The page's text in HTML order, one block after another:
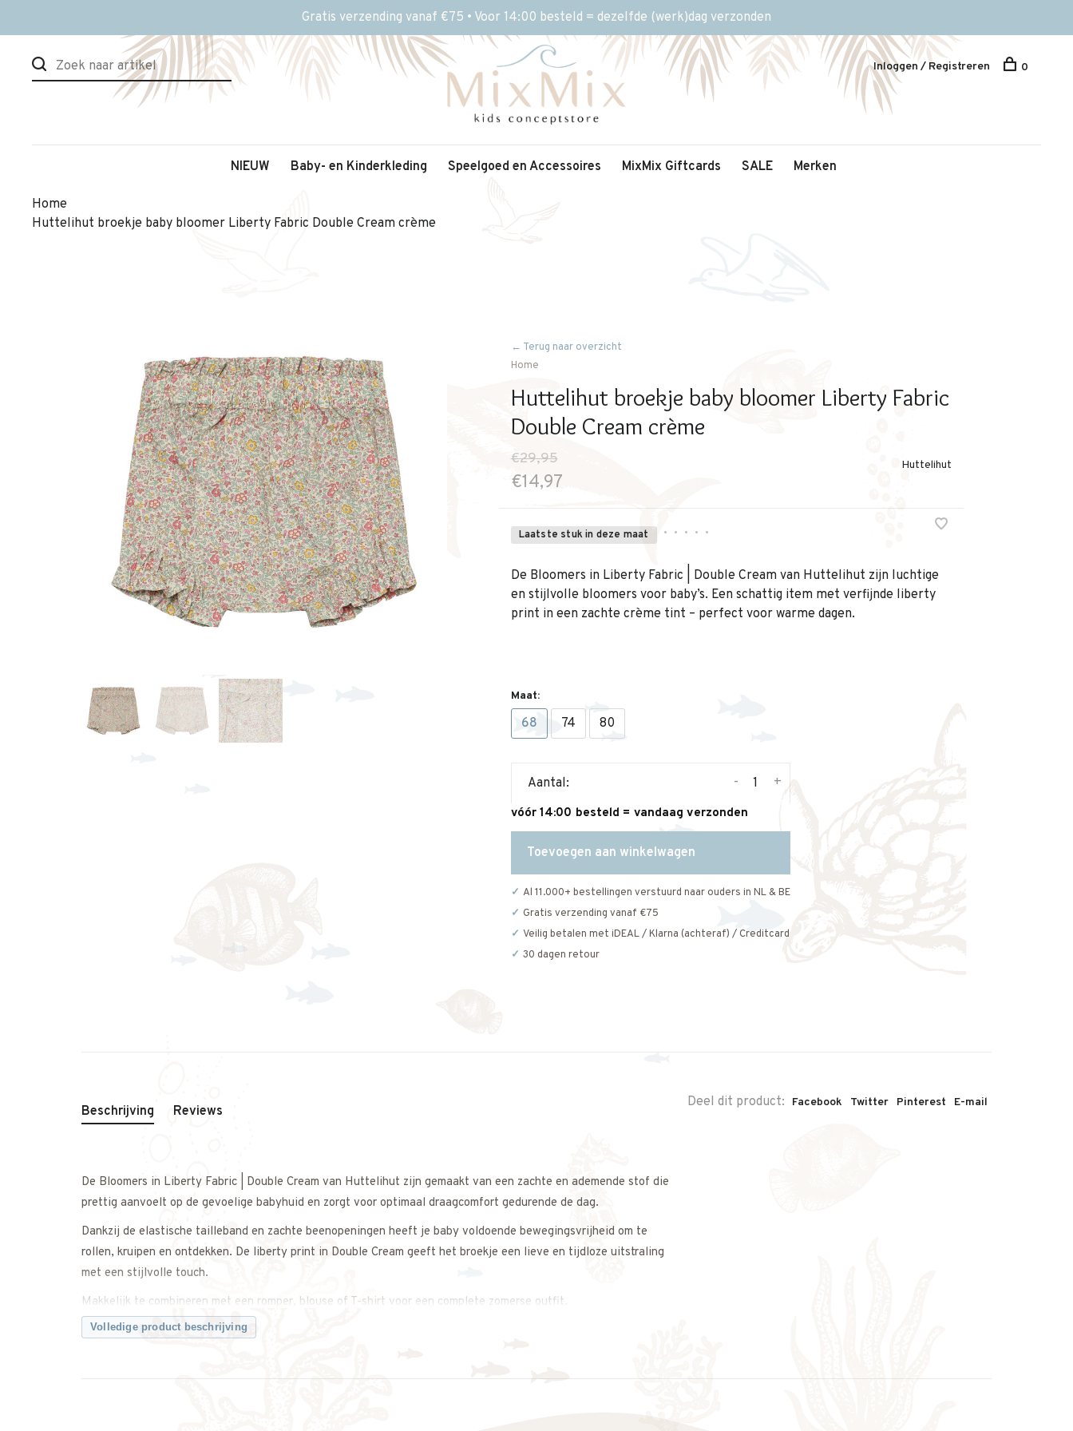
Gratis verzending vanaf €75 • Voor 14:00 besteld = dezelfde (werk)dag verzonden
NIEUW Baby- en Kinderkleding Speelgoed en Accessoires MixMix Giftcards SALE Merken
Inloggen / Registreren 0
Home
Huttelihut broekje baby bloomer Liberty Fabric Double Cream crème
← Terug naar overzicht
Home
Huttelihut broekje baby bloomer Liberty Fabric
Double Cream crème
€29,95
€14,97
Huttelihut
Laatste stuk in deze maat • • • • •
De Bloomers in Liberty Fabric | Double Cream van Huttelihut zijn luchtige
en stijlvolle bloomers voor baby’s. Een schattig item met verfijnde liberty
print in een zachte crème tint – perfect voor warme dagen.
Maat:
68 74 80
Aantal: +
-
vóór 14:00 besteld = vandaag verzonden
Toevoegen aan winkelwagen
Al 11.000+ bestellingen verstuurd naar ouders in NL & BE
Gratis verzending vanaf €75
Veilig betalen met iDEAL / Klarna (achteraf) / Creditcard
30 dagen retour
Deel dit product: Facebook Twitter Pinterest E-mail
Beschrijving Reviews
De Bloomers in Liberty Fabric | Double Cream van Huttelihut zijn gemaakt van een zachte en ademende stof die
prettig aanvoelt op de gevoelige babyhuid en zorgt voor optimaal draagcomfort gedurende de dag.
Dankzij de elastische tailleband en zachte beenopeningen heeft je baby voldoende bewegingsvrijheid om te
rollen, kruipen en ontdekken. De liberty print in Double Cream geeft het broekje een lieve en tijdloze uitstraling
met een stijlvolle touch.
Makkelijk te combineren met een romper, blouse of T-shirt voor een complete zomerse outfit.
Een veelzijdig item met een verfijnde uitstraling.
weet dat je de juiste maat bestelt.
Volledige product beschrijving